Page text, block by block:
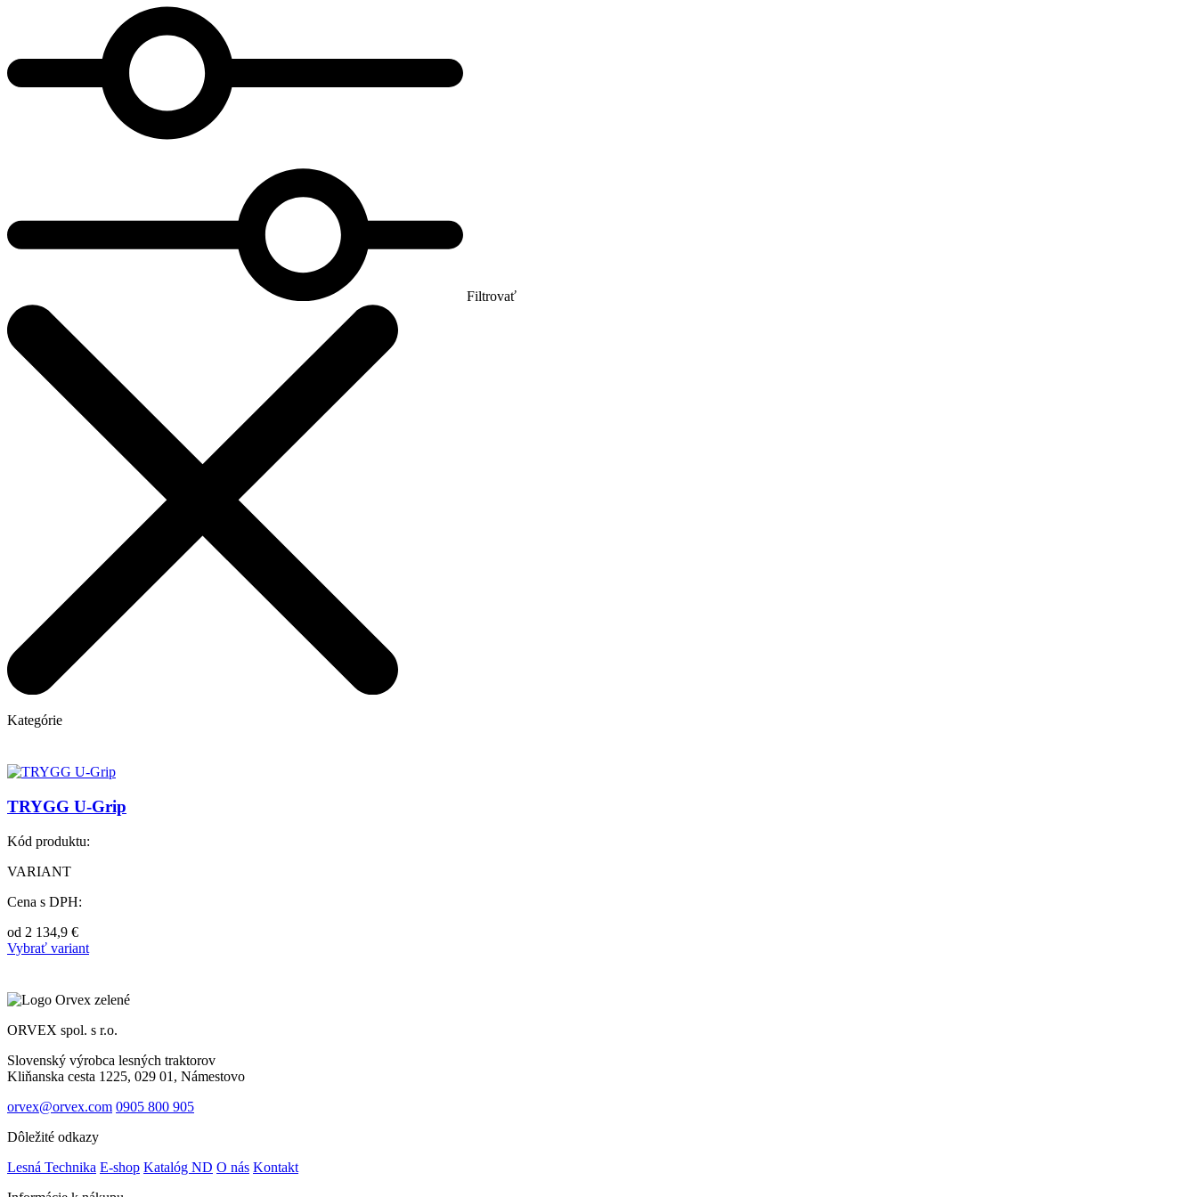
Filtrovať
Kategórie
TRYGG U-Grip
Kód produktu:
VARIANT
Cena s DPH:
od 2 134,9 €
Vybrať variant
ORVEX spol. s r.o.
Slovenský výrobca lesných traktorov
Kliňanska cesta 1225, 029 01, Námestovo
orvex@orvex.com 0905 800 905
Dôležité odkazy
Lesná Technika E-shop Katalóg ND O nás Kontakt